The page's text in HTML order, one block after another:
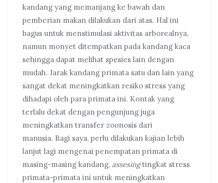
kandang yang memanjang ke bawah dan
pemberian makan dilakukan dari atas. Hal ini
bagus untuk menstimulasi aktivitas arborealnya,
namun monyet ditempatkan pada kandang kaca
sehingga dapat melihat spesies lain dengan
mudah. Jarak kandang primata satu dan lain yang
sangat dekat meningkatkan resiko stress yang
dihadapi oleh para primata ini. Kontak yang
terlalu dekat dengan pengunjung juga
meningkatkan transfer zoonosis dari
manusia. Bagi saya, perlu dilakukan kajian lebih
lanjut lagi mengenai penempatan primata di
masing-masing kandang, assesingtingkat stress
primata-primata ini untuk meningkatkan